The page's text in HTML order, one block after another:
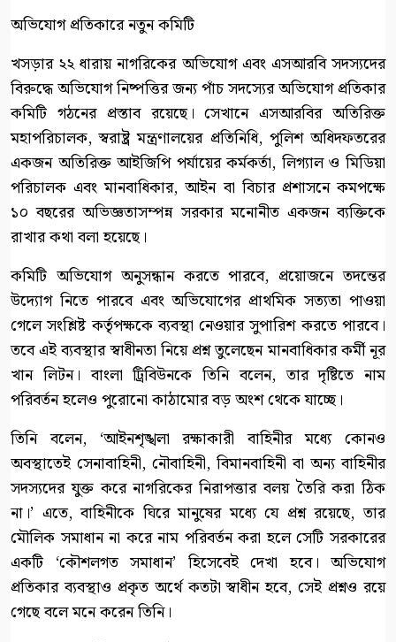
অভিযোগ প্রতিকারে নতুন কমিটি
খসড়ার ২২ ধারায় নাগরিকের অভিযোগ এবং এসআরবি সদস্যদের
বিরুদ্ধে অভিযোগ নিষ্পত্তির জন্য পাঁচ সদস্যের অভিযোগ প্রতিকার
কমিটি গঠনের প্রস্তাব রয়েছে। সেখানে এসআরবির অতিরিক্ত
মহাপরিচালক, স্বরাষ্ট্র মন্ত্রণালয়ের প্রতিনিধি, পুলিশ অধিদফতরের
একজন অতিরিক্ত আইজিপি পর্যায়ের কর্মকর্তা, লিগ্যাল ও মিডিয়া
পরিচালক এবং মানবাধিকার, আইন বা বিচার প্রশাসনে কমপক্ষে
১০ বছরের অভিজ্ঞতাসম্পন্ন সরকার মনোনীত একজন ব্যক্তিকে
রাখার কথা বলা হয়েছে।
কমিটি অভিযোগ অনুসন্ধান করতে পারবে, প্রয়োজনে তদন্তের
উদ্যোগ নিতে পারবে এবং অভিযোগের প্রাথমিক সত্যতা পাওয়া
গেলে সংশ্লিষ্ট কর্তৃপক্ষকে ব্যবস্থা নেওয়ার সুপারিশ করতে পারবে।
তবে এই ব্যবস্থার স্বাধীনতা নিয়ে প্রশ্ন তুলেছেন মানবাধিকার কর্মী নূর
খান লিটন। বাংলা ট্রিবিউনকে তিনি বলেন, তার দৃষ্টিতে নাম
পরিবর্তন হলেও পুরোনো কাঠামোর বড় অংশ থেকে যাচ্ছে।
তিনি বলেন, ‘আইনশৃঙ্খলা রক্ষাকারী বাহিনীর মধ্যে কোনও
অবস্থাতেই সেনাবাহিনী, নৌবাহিনী, বিমানবাহিনী বা অন্য বাহিনীর
সদস্যদের যুক্ত করে নাগরিকের নিরাপত্তার বলয় তৈরি করা ঠিক
না।’ এতে, বাহিনীকে ঘিরে মানুষের মধ্যে যে প্রশ্ন রয়েছে, তার
মৌলিক সমাধান না করে নাম পরিবর্তন করা হলে সেটি সরকারের
একটি ‘কৌশলগত সমাধান’ হিসেবেই দেখা হবে। অভিযোগ
প্রতিকার ব্যবস্থাও প্রকৃত অর্থে কতটা স্বাধীন হবে, সেই প্রশ্নও রয়ে
গেছে বলে মনে করেন তিনি।